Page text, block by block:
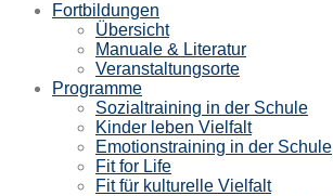
Fortbildungen
Übersicht
Manuale & Literatur
Veranstaltungsorte
Programme
Sozialtraining in der Schule
Kinder leben Vielfalt
Emotionstraining in der Schule
Fit for Life
Fit für kulturelle Vielfalt